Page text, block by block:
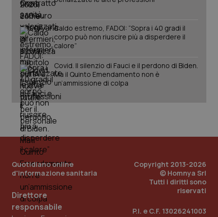
Caldo estremo, FADOI: “Sopra i 40 gradi il
corpo può non riuscire più a disperdere il
calore”
Covid. Il silenzio di Fauci e il perdono di Biden.
Ma il Quinto Emendamento non è
un’ammissione di colpa
Quotidiano online
d'informazione sanitaria
Direttore
responsabile
Copyright 2013-2026
© Homnya Srl
Tutti i diritti sono
riservati
P.I. e C.F. 13026241003
mese